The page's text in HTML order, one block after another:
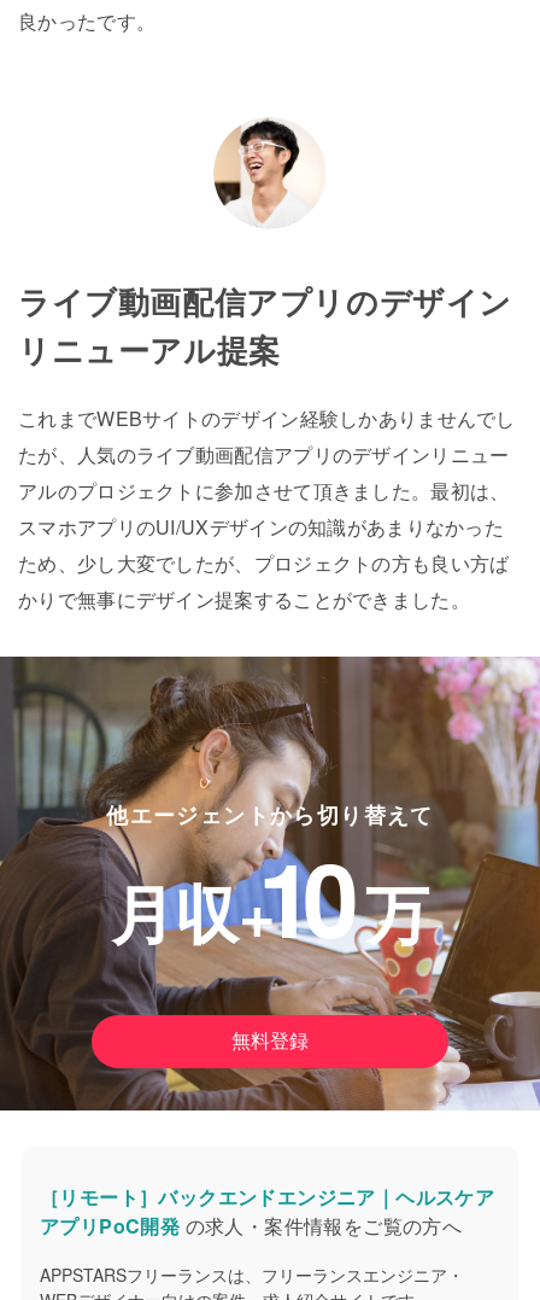
良かったです。
ライブ動画配信アプリのデザイン
リニューアル提案
これまでWEBサイトのデザイン経験しかありませんでし
たが、人気のライブ動画配信アプリのデザインリニュー
アルのプロジェクトに参加させて頂きました。最初は、
スマホアプリのUI/UXデザインの知識があまりなかった
ため、少し大変でしたが、プロジェクトの方も良い方ば
かりで無事にデザイン提案することができました。
他エージェントから切り替えて
月収+10 万
無料登録
［リモート］バックエンドエンジニア｜ヘルスケア
アプリPoC開発 の求人・案件情報をご覧の方へ
APPSTARSフリーランスは、フリーランスエンジニア・